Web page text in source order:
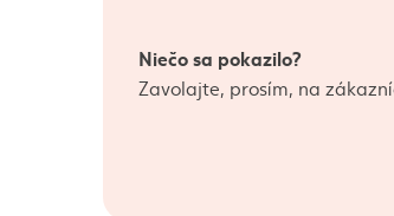
Niečo sa pokazilo?
Zavolajte, prosím, na